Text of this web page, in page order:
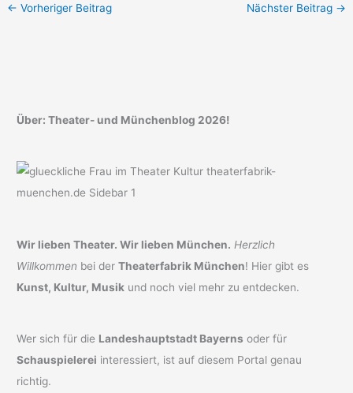
← Vorheriger Beitrag Nächster Beitrag →
Über: Theater- und Münchenblog 2026!
Wir lieben Theater. Wir lieben München. Herzlich
Willkommen bei derTheaterfabrik München! Hier gibt es
Kunst, Kultur, Musik und noch viel mehr zu entdecken.
Wer sich für die Landeshauptstadt Bayerns oder für
Schauspielerei interessiert, ist auf diesem Portal genau
richtig.